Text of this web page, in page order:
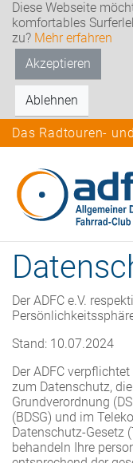
Diese Webseite
komfortables
zu? Mehr erfahren
Akzeptieren
Ablehnen
Das Radtouren-
Der ADFC e.V.
Stand: 10.07.2024
Der ADFC
zum Datenschutz,
Grundverordnung
(BDSG) und im
Datenschutz-Gesetz
behandeln Ihre